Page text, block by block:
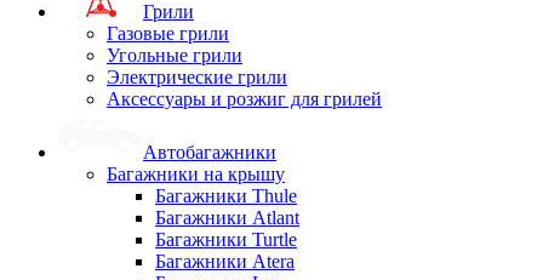
Грили
Газовые грили
Угольные грили
Электрические грили
Аксессуары и розжиг для грилей
Автобагажники
Багажники на крышу
Багажники Thule
Багажники Atlant
Багажники Turtle
Багажники Atera